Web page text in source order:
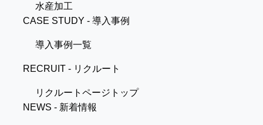
水産加工
CASE STUDY - 導入事例
導入事例一覧
RECRUIT - リクルート
リクルートページトップ
NEWS - 新着情報